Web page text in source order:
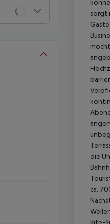
sorgt
die
ca.